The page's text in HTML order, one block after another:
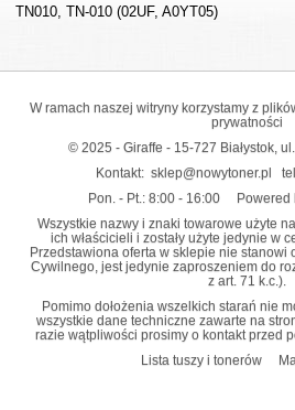
TN010, TN-010 (02UF, A0YT05)
W ramach naszej witryny korzystamy z
prywatności
© 2025 - Giraffe - 15-727 Białystok,
Kontakt: sklep@nowytoner.pl tel.
Pon. - Pt.: 8:00 - 16:00
Powered
Wszystkie nazwy i znaki towarowe użyte
ich właścicieli i zostały użyte jedynie w
Przedstawiona oferta w sklepie nie stanowi
Cywilnego, jest jedynie zaproszeniem do
z art. 71 k.c.).
Pomimo dołożenia wszelkich starań nie
wszystkie dane techniczne zawarte na
razie wątpliwości prosimy o kontakt przed
Lista tuszy i tonerów